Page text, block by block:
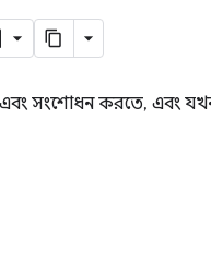
সংশোধন করতে, এবং যখন